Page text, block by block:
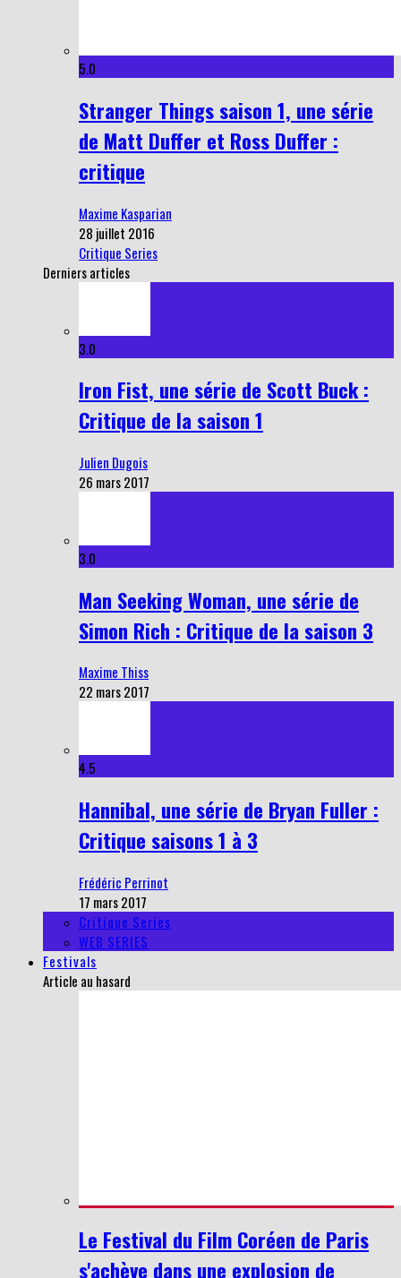
5.0
Stranger Things saison 1, une série
de Matt Duffer et Ross Duffer :
critique
Maxime Kasparian
28 juillet 2016
Critique Series
Derniers articles
3.0
Iron Fist, une série de Scott Buck :
Critique de la saison 1
Julien Dugois
26 mars 2017
3.0
Man Seeking Woman, une série de
Simon Rich : Critique de la saison 3
Maxime Thiss
22 mars 2017
4.5
Hannibal, une série de Bryan Fuller :
Critique saisons 1 à 3
Frédéric Perrinot
17 mars 2017
Critique Series
WEB SERIES
Festivals
Article au hasard
Le Festival du Film Coréen de Paris
s'achève dans une explosion de